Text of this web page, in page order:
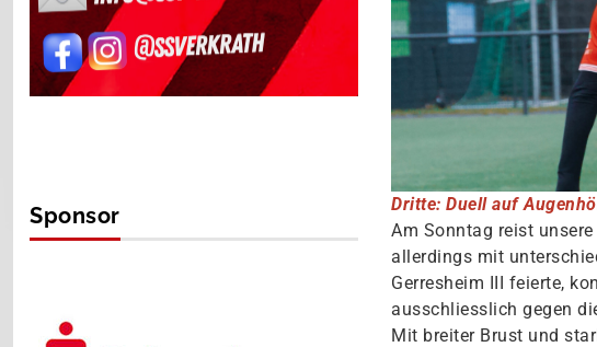
Sponsor
Dritte: Duell auf
Am Sonntag reist
allerdings mit
Gerresheim III feierte,
ausschliesslich gegen
Mit breiter Brust und